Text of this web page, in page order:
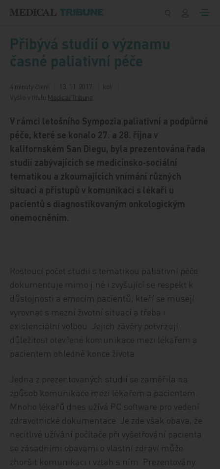
Přibývá studií o významu
časné paliativní péče
4 minuty čtení 13. 11. 2017
kol
Vyšlo v titulu Medical Tribune
V rámci letošního Sympozia paliativní a podpůrné
péče, které se konalo 27. a 28. října v
kalifornském San Diegu, byla prezentována řada
studií zabývajících se medicínsko‑sociální
tematikou a zkoumajících vnímání různých
situací a přístupů v komunikaci s lékaři u
pacientů s diagnostikovaným onkologickým
onemocněním.
Rostoucí počet studií s tematikou paliativní péče
dokumentuje mimo jiné i zvyšující se respekt k
důstojnosti a emocím pacientů, kteří se musejí
vyrovnat s mezní životní situací a třeba i
existenciální volbou. Jejich závěry potvrzují
důležitost otevřené komunikace mezi lékařem a
pacientem ohledně konce života.
Jedna z prezentovaných studií se zaměřila na
způsob komunikace mezi lékařem a pacientem.
Mnoho lékařů dnes užívá PC software pro vedení
zdravotnické dokumentace. Je zde však obava, že
necitlivé užívání počítače při vyšetřování pacienta
se zásadními obavami o vlastní zdraví může
zhoršit komunikaci i vztah s ním. Prezentovány